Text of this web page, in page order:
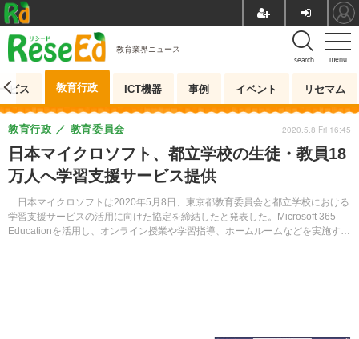
menu
search
教育業界ニュース
ビス 教育行政 ICT機器 事例 イベント リセマム
日本マイクロソフト、都立学校の生徒・教員18
万人へ学習支援サービス提供
日本マイクロソフトは2020年5月8日、東京都教育委員会と都立学校における
学習支援サービスの活用に向けた協定を締結したと発表した。Microsoft 365
Educationを活用し、オンライン授業や学習指導、ホームルームなどを実施す
教育行政 教育委員会 2020.5.8 Fri 16:45